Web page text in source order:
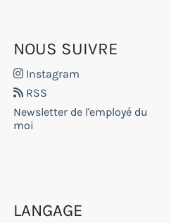
NOUS SUIVRE
Instagram
RSS
Newsletter de l'employé du
moi
LANGAGE